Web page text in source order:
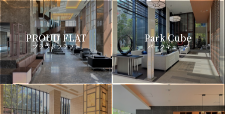
PROUD FLAT
プラウドフラット
Park Cube
パークキューブ